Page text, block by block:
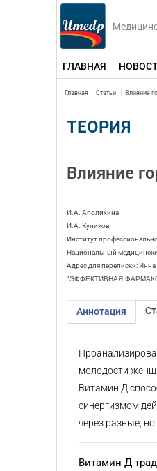
ГЛАВНАЯ
Главная Статьи Влияние
ТЕОРИЯ
Влияние
И.А. Аполихина
И.А. Куликов
Институт
Национальный
Адрес для переписки:
"ЭФФЕКТИВНАЯ
Аннотация
молодости
Витамин Д
синергизмом
через разные,
Витамин Д